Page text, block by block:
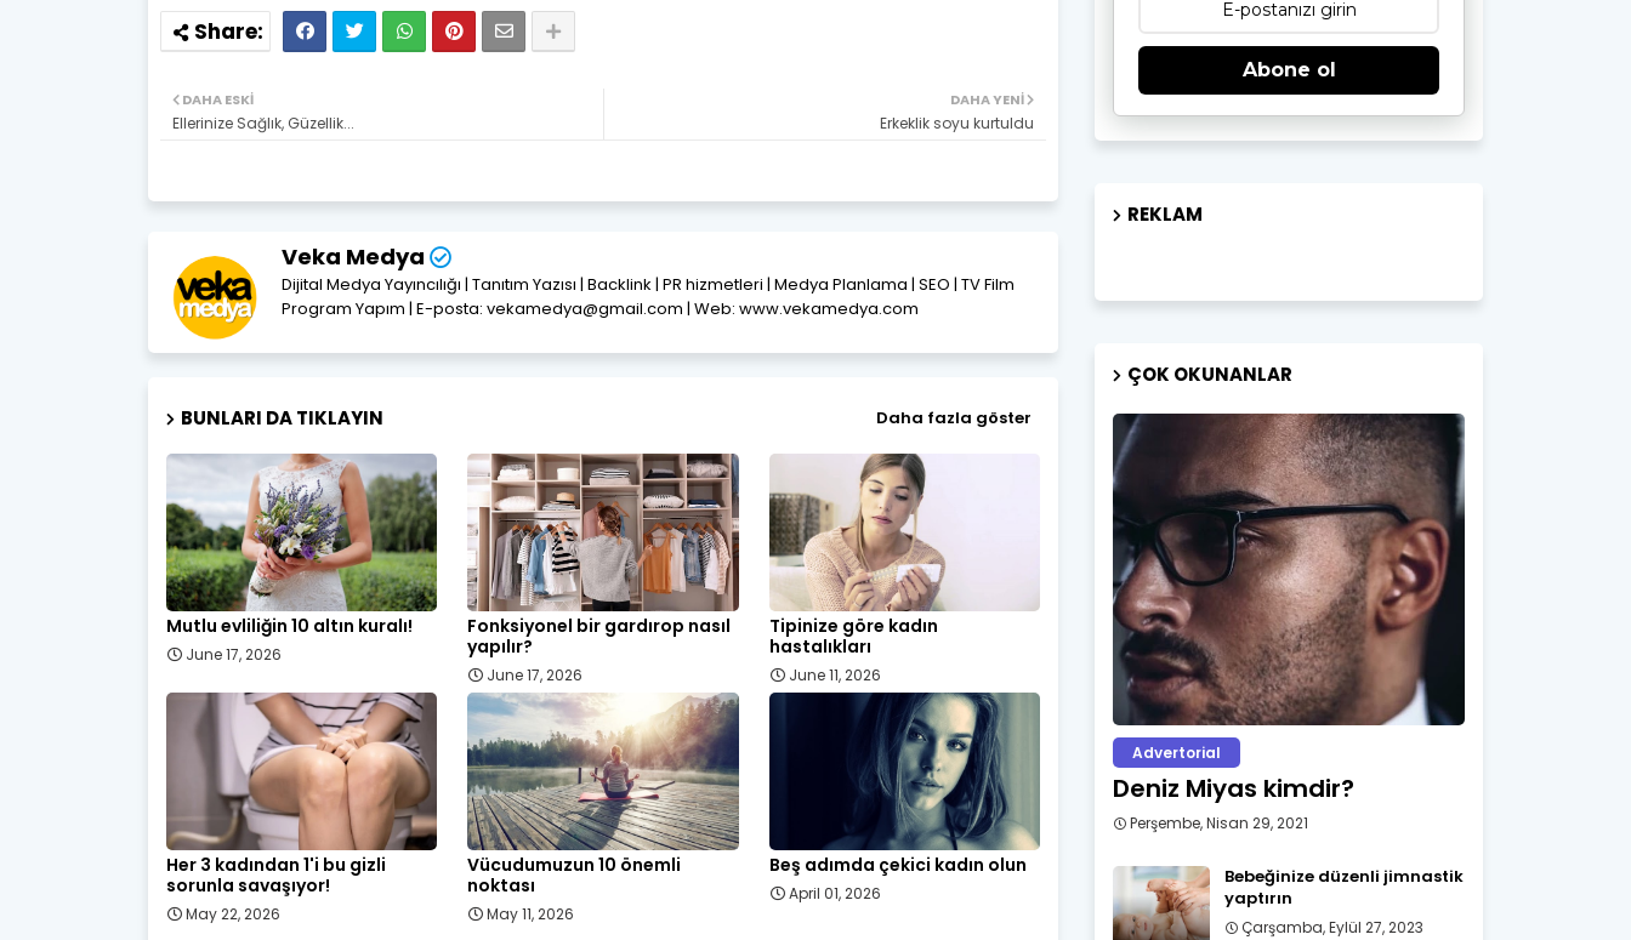
DAHA YENI
Erkeklik soyu kurtuldu
DAHA ESKI
Ellerinize Sağlık, Güzellik...
Veka Medya
Dijital Medya Yayıncılığı | Tanıtım Yazısı | Backlink | PR hizmetleri | Medya Planlama | SEO | TV Film
Program Yapım | E-posta: vekamedya@gmail.com | Web: www.vekamedya.com
BUNLARI DA TIKLAYIN Daha fazla göster
Mutlu evliliğin 10 altın kuralı!
June 17, 2026
Fonksiyonel bir gardırop nasıl
yapılır?
June 17, 2026
Tipinize göre kadın
hastalıkları
June 11, 2026
Her 3 kadından 1'i bu gizli
sorunla savaşıyor!
May 22, 2026
Vücudumuzun 10 önemli
noktası
May 11, 2026
Beş adımda çekici kadın olun
April 01, 2026
Abone ol
REKLAM
ÇOK OKUNANLAR
Advertorial
Deniz Miyas kimdir?
Perşembe, Nisan 29, 2021
Bebeğinize düzenli jimnastik
yaptırın
Çarşamba, Eylül 27, 2023